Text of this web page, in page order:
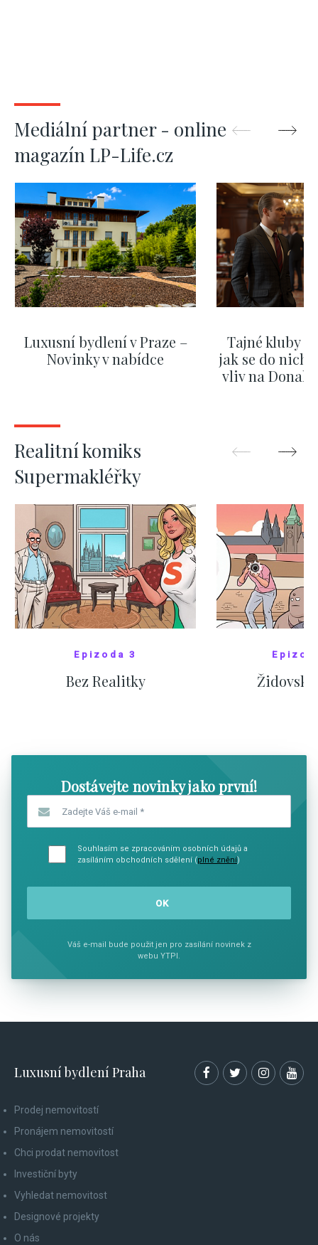
Mediální partner - online
magazín LP-Life.cz
Luxusní bydlení v Praze –
Novinky v nabídce
Tajné kluby
jak se do nich
vliv na
Realitní komiks
Supermakléřky
Epizoda 3
Bez Realitky
Dostávejte novinky jako první!
Souhlasím se zpracováním osobních údajů a
zasíláním obchodních sdělení (plné znění)
Váš e-mail bude použit jen pro zasílání novinek z
webu YTPI.
Luxusní bydlení Praha
Prodej nemovitostí
Pronájem nemovitostí
Chci prodat nemovitost
Investiční byty
Vyhledat nemovitost
Designové projekty
O nás